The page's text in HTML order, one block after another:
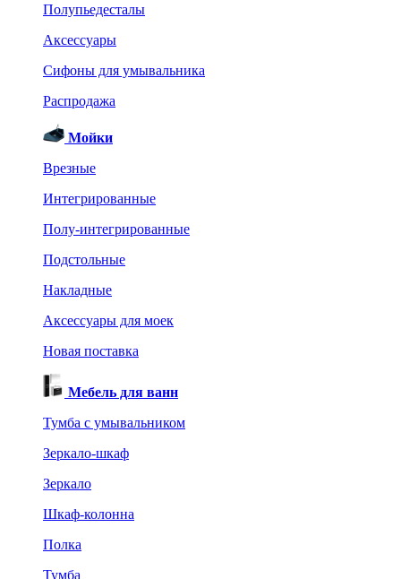
Полупьедесталы
Аксессуары
Сифоны для умывальника
Распродажа
Мойки
Врезные
Интегрированные
Полу-интегрированные
Подстольные
Накладные
Аксессуары для моек
Новая поставка
Мебель для ванн
Тумба с умывальником
Зеркало-шкаф
Зеркало
Шкаф-колонна
Полка
Тумба